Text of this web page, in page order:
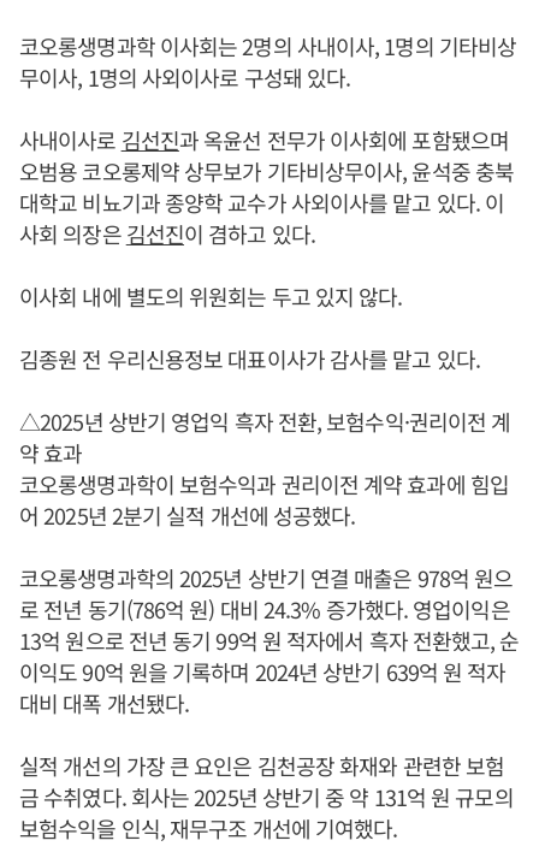
코오롱생명과학 이사회는 2명의 사내이사, 1명의 기타비상
무이사, 1명의 사외이사로 구성돼 있다.
사내이사로 김선진과 옥윤선 전무가 이사회에 포함됐으며
오범용 코오롱제약 상무보가 기타비상무이사, 윤석중 충북
대학교 비뇨기과 종양학 교수가 사외이사를 맡고 있다. 이
사회 의장은김선진이 겸하고 있다.
이사회 내에 별도의 위원회는 두고 있지 않다.
김종원 전 우리신용정보 대표이사가 감사를 맡고 있다.
△2025년 상반기 영업익 흑자 전환, 보험수익·권리이전 계
약 효과
코오롱생명과학이 보험수익과 권리이전 계약 효과에 힘입
어 2025년 2분기 실적 개선에 성공했다.
코오롱생명과학의 2025년 상반기 연결 매출은 978억 원으
로 전년 동기(786억 원) 대비 24.3% 증가했다. 영업이익은
13억 원으로 전년 동기 99억 원 적자에서 흑자 전환했고, 순
이익도 90억 원을 기록하며 2024년 상반기 639억 원 적자
대비 대폭 개선됐다.
실적 개선의 가장 큰 요인은 김천공장 화재와 관련한 보험
금 수취였다. 회사는 2025년 상반기 중 약 131억 원 규모의
보험수익을 인식, 재무구조 개선에 기여했다.